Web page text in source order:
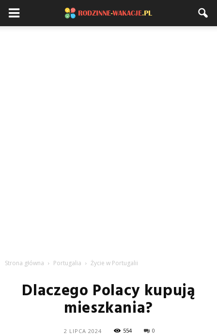
Strona główna Portugalia Życie w Portugalii
Dlaczego Polacy kupują
mieszkania?
2 LIPCA 2024 554 0